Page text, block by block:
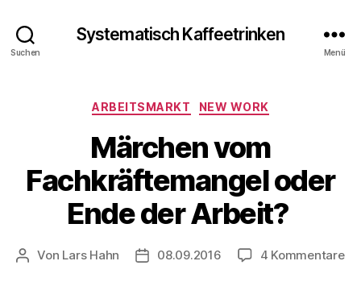
Suchen
Systematisch Kaffeetrinken
Menü
Kategorien
ARBEITSMARKT NEW WORK
Märchen vom
Fachkräftemangel oder
Ende der Arbeit?
Beitragsautor
Von Lars Hahn Beitragsdatum
08.09.2016 4 Kommentarezu